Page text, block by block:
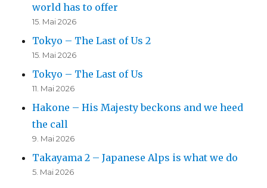
world has to offer
15. Mai 2026
Tokyo – The Last of Us 2
15. Mai 2026
Tokyo – The Last of Us
11. Mai 2026
Hakone – His Majesty beckons and we heed
the call
9. Mai 2026
Takayama 2 – Japanese Alps is what we do
5. Mai 2026